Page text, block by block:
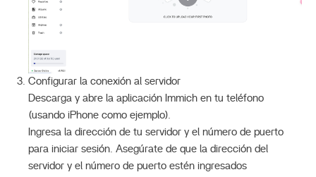
Configurar la conexión al servidor
Descarga y abre la aplicación Immich en tu teléfono
(usando iPhone como ejemplo).
Ingresa la dirección de tu servidor y el número de puerto
para iniciar sesión. Asegúrate de que la dirección del
servidor y el número de puerto estén ingresados